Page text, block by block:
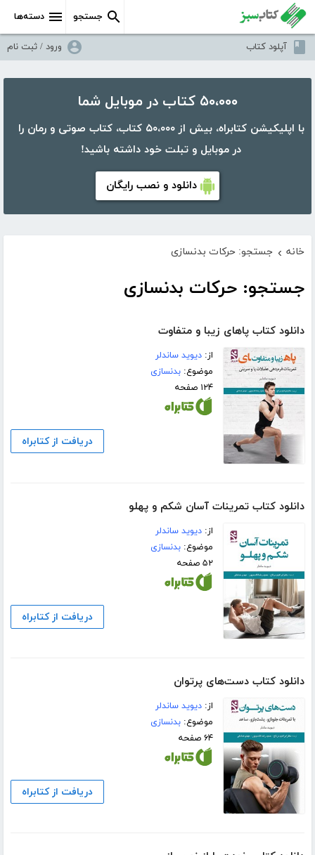
دسته‌ها جستجو
آپلود کتاب ورود / ثبت نام
۵۰،۰۰۰ کتاب در موبایل شما
با اپلیکیشن کتابراه، بیش از ۵۰،۰۰۰ کتاب، کتاب صوتی و رمان را
در موبایل و تبلت خود داشته باشید!
دانلود و نصب رایگان
خانه › جستجو: حرکات بدنسازی
جستجو: حرکات بدنسازی
دانلود کتاب پاهای زیبا و متفاوت
از:دیوید ساندلر
موضوع:بدنسازی
۱۲۴ صفحه
دریافت از کتابراه
دانلود کتاب تمرینات آسان شکم و پهلو
از:دیوید ساندلر
موضوع:بدنسازی
۵۲ صفحه
دریافت از کتابراه
دانلود کتاب دست‌های پرتوان
از:دیوید ساندلر
موضوع:بدنسازی
۶۴ صفحه
دریافت از کتابراه